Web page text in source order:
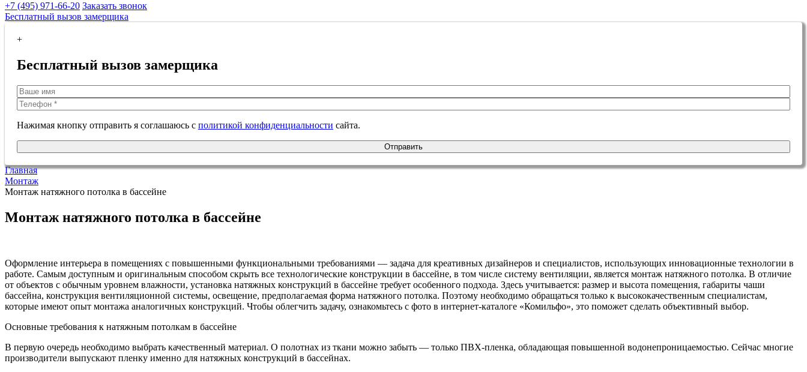
+7 (495) 971-66-20 Заказать звонок
Бесплатный вызов замерщика
+
Бесплатный вызов замерщика
Нажимая кнопку отправить я соглашаюсь с политикой конфиденциальности сайта.
Отправить
Главная
Монтаж
Монтаж натяжного потолка в бассейне
Монтаж натяжного потолка в бассейне
Оформление интерьера в помещениях с повышенными функциональными требованиями — задача для креативных дизайнеров и специалистов, использующих инновационные технологии в
работе. Самым доступным и оригинальным способом скрыть все технологические конструкции в бассейне, в том числе систему вентиляции, является монтаж натяжного потолка. В отличие
от объектов с обычным уровнем влажности, установка натяжных конструкций в бассейне требует особенного подхода. Здесь учитывается: размер и высота помещения, габариты чаши
бассейна, конструкция вентиляционной системы, освещение, предполагаемая форма натяжного потолка. Поэтому необходимо обращаться только к высококачественным специалистам,
которые имеют опыт монтажа аналогичных конструкций. Чтобы облегчить задачу, ознакомьтесь с фото в интернет-каталоге «Комильфо», это поможет сделать объективный выбор.
Основные требования к натяжным потолкам в бассейне
В первую очередь необходимо выбрать качественный материал. О полотнах из ткани можно забыть — только ПВХ-пленка, обладающая повышенной водонепроницаемостью. Сейчас многие
производители выпускают пленку именно для натяжных конструкций в бассейнах.